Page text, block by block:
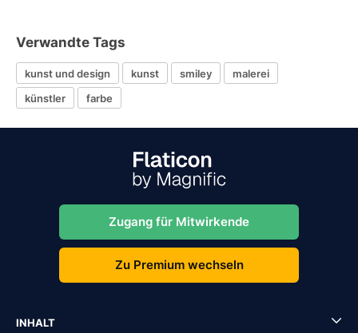
Verwandte Tags
kunst und design kunst smiley
malerei
künstler
farbe
Zugang für Mitwirkende
Zu Premium wechseln
INHALT